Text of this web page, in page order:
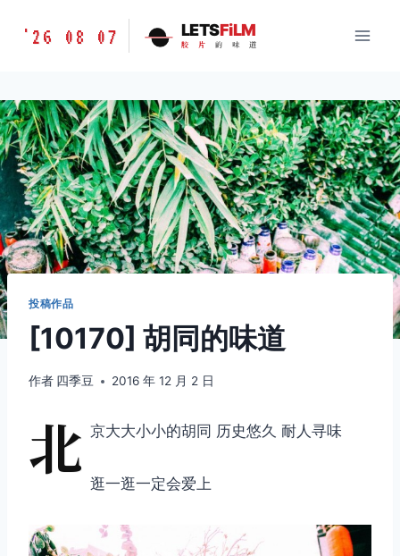
胶
味
道
LETSFILM
'26 08 07 LETSFiLM
胶 片 的 味 道
投稿作品
[10170] 胡同的味道
作者 四季豆 2016 年 12 月 2 日
北 京大大小小的胡同 历史悠久 耐人寻味
逛一逛一定会爱上